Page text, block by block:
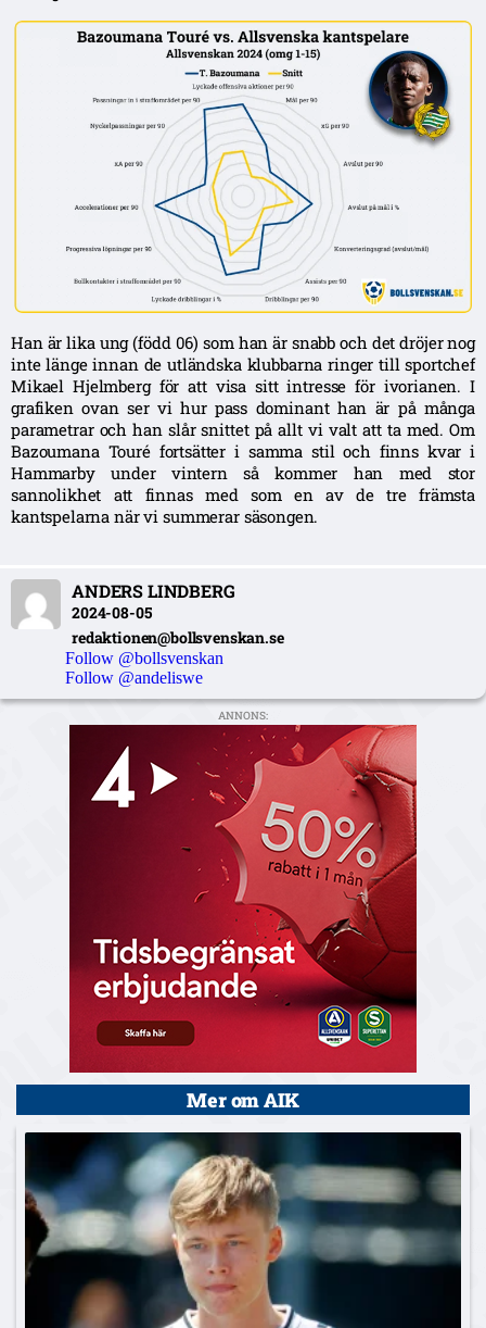
Han är lika ung (född 06) som han är snabb och det dröjer nog
inte länge innan de utländska klubbarna ringer till sportchef
Mikael Hjelmberg för att visa sitt intresse för ivorianen. I
grafiken ovan ser vi hur pass dominant han är på många
parametrar och han slår snittet på allt vi valt att ta med. Om
Bazoumana Touré fortsätter i samma stil och finns kvar i
Hammarby under vintern så kommer han med stor
sannolikhet att finnas med som en av de tre främsta
kantspelarna när vi summerar säsongen.
ANDERS LINDBERG
2024-08-05
redaktionen@bollsvenskan.se
Follow @bollsvenskan
Follow @andeliswe
ANNONS:
Mer om AIK